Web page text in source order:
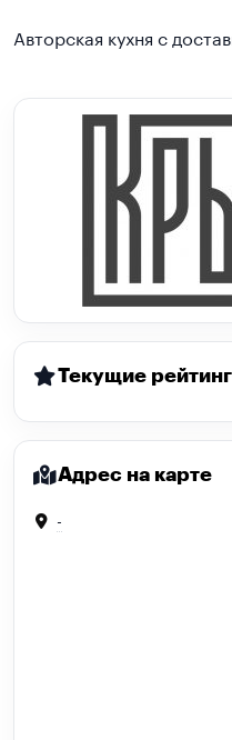
Авторская кухня с
Текущие
Адрес на карте
-